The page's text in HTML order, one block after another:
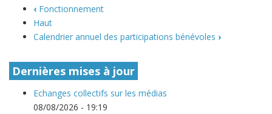
‹ Fonctionnement
Haut
Calendrier annuel des participations bénévoles ›
Dernières mises à jour
Echanges collectifs sur les médias
08/08/2026 - 19:19